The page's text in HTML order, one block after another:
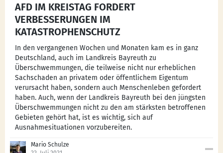
AFD IM KREISTAG FORDERT
VERBESSERUNGEN IM
KATASTROPHENSCHUTZ
In den vergangenen Wochen und Monaten kam es in ganz
Deutschland, auch im Landkreis Bayreuth zu
Überschwemmungen, die teilweise nicht nur erheblichen
Sachschaden an privatem oder öffentlichem Eigentum
verursacht haben, sondern auch Menschenleben gefordert
haben. Auch, wenn der Landkreis Bayreuth bei den jüngsten
Überschwemmungen nicht zu den am stärksten betroffenen
Gebieten gehört hat, ist es wichtig, sich auf
Ausnahmesituationen vorzubereiten.
Mario Schulze